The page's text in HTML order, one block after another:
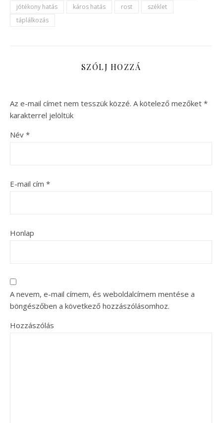
jótékony hatás
káros hatás rost
széklet
táplálkozás
SZÓLJ HOZZÁ
Az e-mail címet nem tesszük közzé. A kötelező mezőket *
karakterrel jelöltük
Név *
E-mail cím *
Honlap
A nevem, e-mail címem, és weboldalcímem mentése a
böngészőben a következő hozzászólásomhoz.
Hozzászólás